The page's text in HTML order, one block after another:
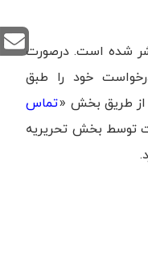
شده است. درصورت
خود را طبق
از طریق بخش «تماس
توسط بخش تحریریه